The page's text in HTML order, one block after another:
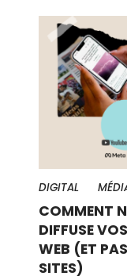
DIGITAL
COMMENT
DIFFUSE
WEB (ET
SITES)